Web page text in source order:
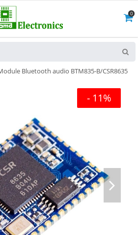
0
Bluetooth audio BTM835-B/CSR8635
- 11%